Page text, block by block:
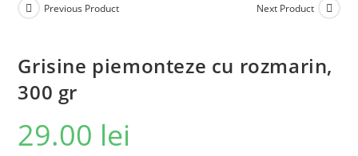
Previous Product Next Product
Grisine piemonteze cu rozmarin,
300 gr
29.00 lei